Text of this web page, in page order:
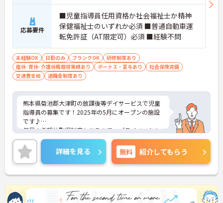
応募要件
■児童指導員任用資格か社会福祉士か精神
保健福祉士のいずれか必須 ■普通自動車運
転免許証（AT限定可）必須 ■経験不問
未経験OK 日勤のみ ブランクOK
研修制度あり
産休･育休･介護休暇取得実績あり
ボーナス・賞与あり
社会保険完備
交通費支給
退職金制度あり
熊本県菊池郡大津町の放課後等デイサービスで児童
指導員の募集です！2025年の5月にオープンの施設
です♪
毎月の希望休取得制度もあるので、プライベートも
しっかり充実！ご興味のある方は、面接ポイントを
お伝えしますので、お気軽にご連絡ください。
詳細を見る 無料 紹介してもらう